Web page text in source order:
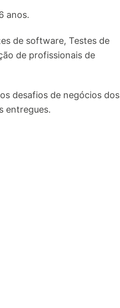
anos.
de software, Testes de
de profissionais de
desafios de negócios dos
entregues.